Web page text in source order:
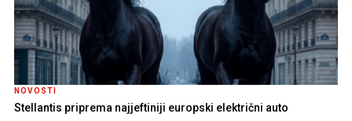
NOVOSTI
Stellantis priprema najjeftiniji europski električni auto